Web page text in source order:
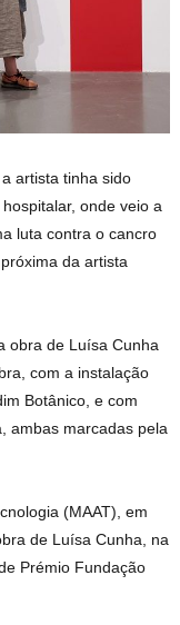
artista tinha sido
onde veio a
luta contra o cancro
da artista
obra de Luísa Cunha
com a instalação
Botânico, e com
ambas marcadas pela
(MAAT), em
de Luísa Cunha, na
Prémio Fundação